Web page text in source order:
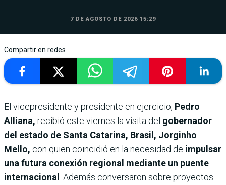
7 DE AGOSTO DE 2026 15:29
Compartir en redes
El vicepresidente y presidente en ejercicio, Pedro
Alliana, recibió este viernes la visita del gobernador
del estado de Santa Catarina, Brasil, Jorginho
Mello, con quien coincidió en la necesidad de impulsar
una futura conexión regional mediante un puente
internacional . Además conversaron sobre proyectos